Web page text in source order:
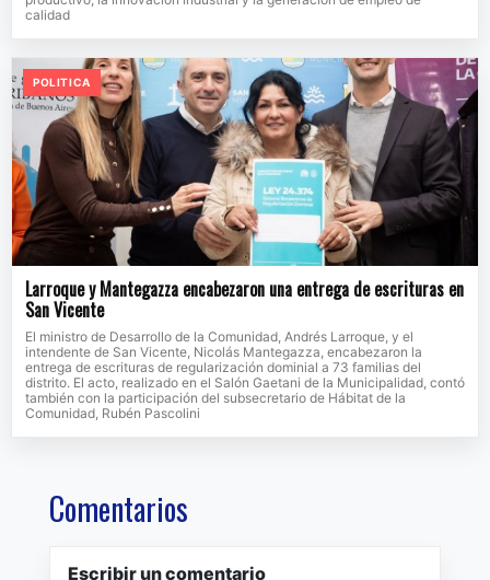
calidad
POLITICA
Larroque y Mantegazza encabezaron una entrega de escrituras en
San Vicente
El ministro de Desarrollo de la Comunidad, Andrés Larroque, y el
intendente de San Vicente, Nicolás Mantegazza, encabezaron la
entrega de escrituras de regularización dominial a 73 familias del
distrito. El acto, realizado en el Salón Gaetani de la Municipalidad, contó
también con la participación del subsecretario de Hábitat de la
Comunidad, Rubén Pascolini
Comentarios
Escribir un comentario